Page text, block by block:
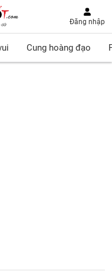
Đăng nhập
Cung hoàng đạo